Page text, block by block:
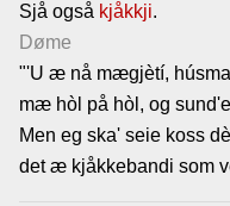
Sjå også kjåkkji.
Døme
"'U æ nå mægjètí,
mæ hòl på hòl, og
Men eg ska' seie koss
det æ kjåkkebandi som
Gjestebok
Nyhende
Lenkjer